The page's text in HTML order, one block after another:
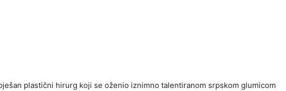
plastični hirurg koji se oženio iznimno talentiranom srpskom glumicom